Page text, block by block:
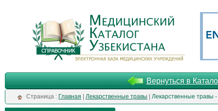
Вернуться в
Cтраница : Главная Лекарственные травы Лекарственные травы -